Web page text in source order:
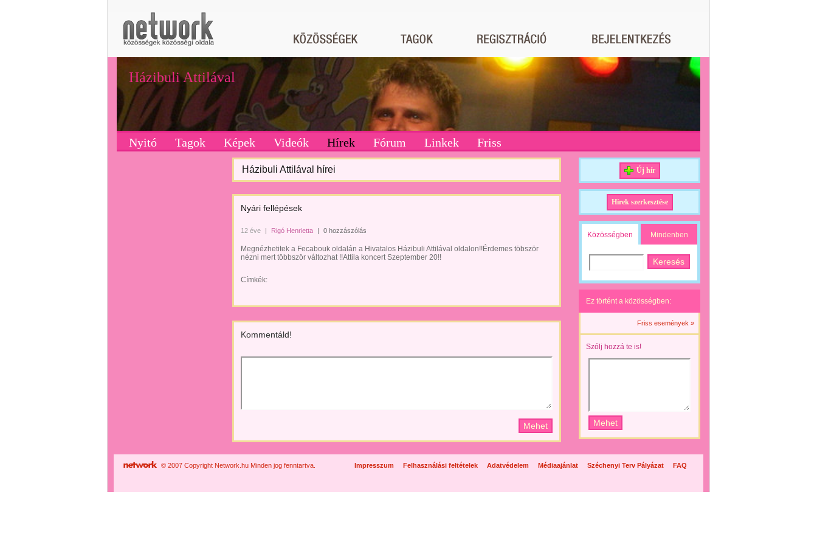
Házibuli Attilával
Nyitó Tagok Képek Videók Hírek Fórum Linkek Friss
Házibuli Attilával hírei
Nyári fellépések
12 éve | Rigó Henrietta | 0 hozzászólás
Megnézhetitek a Fecabouk oldalán a Hivatalos Házibuli Attilával oldalon!!Érdemes töbször
nézni mert többször változhat !!Attila koncert Szeptember 20!!
Címkék:
Kommentáld!
Új hír
Hírek szerkesztése
Közösségben Mindenben
Ez történt a közösségben:
Friss események »
Szólj hozzá te is!
© 2007 Copyright Network.hu Minden jog fenntartva. Impresszum Felhasználási feltételek Adatvédelem Médiaajánlat Széchenyi Terv Pályázat FAQ